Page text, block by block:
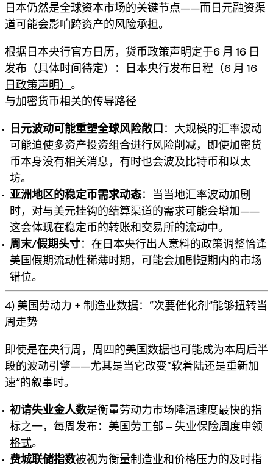
日本仍然是全球资本市场的关键节点——而日元融资渠
道可能会影响跨资产的风险承担。
根据日本央行官方日历， 货币政策声明定于6 月 16 日
发布（具体时间待定）：
日本央行发布日程（6 月 16
日政策声明） 。
与加密货币相关的传导路径
日元波动可能重塑全球风险敞口：大规模的汇率波动
可能迫使多资产投资组合进行风险削减，即使加密货
币本身没有相关消息，有时也会波及比特币和以太
坊。
亚洲地区的稳定币需求动态：当当地汇率波动加剧
时，对与美元挂钩的结算渠道的需求可能会增加——
这会体现在稳定币的转账和交易所的流动中。
周末/假期头寸：在日本央行出人意料的政策调整恰逢
美国假期流动性稀薄时期，可能会加剧短期内的市场
错位。
4) 美国劳动力 + 制造业数据：“次要催化剂”能够扭转当
周走势
即使是在央行周，周四的美国数据也可能成为本周后半
段的波动引擎——尤其是当它改变“软着陆还是重新加
速”的叙事时。
初请失业金人数是衡量劳动力市场降温速度最快的指
标之一，每周发布： 美国劳工部 – 失业保险周度申领
格式。
费城联储指数被视为衡量制造业和价格压力的及时指